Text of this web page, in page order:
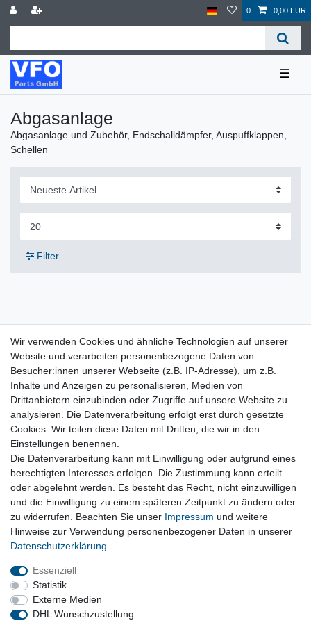
0 0,00 EUR
☰
Abgasanlage
Abgasanlage und Zubehör, Endschalldämpfer, Auspuffklappen,
Schellen
Filter
AGR Kühler AGR-Modul RDE original BMW 1er
99,00 € *
In den Warenkorb
inkl. ges. MwSt.
zzgl. Versandkosten
Abgasanlage und Zubehör, Endschalldämpfer,
Auspuffklappen, Schellen
Vertrag widerrufen
Impressum
Barrierefreiheitserklärung
Wir verwenden Cookies und ähnliche Technologien auf unserer
Website und verarbeiten personenbezogene Daten von
Besucher:innen unserer Webseite (z.B. IP-Adresse), um z.B.
Inhalte und Anzeigen zu personalisieren, Medien von
Drittanbietern einzubinden oder Zugriffe auf unsere Website zu
analysieren. Die Datenverarbeitung erfolgt erst durch gesetzte
Cookies. Wir teilen diese Daten mit Dritten, die wir in den
Einstellungen benennen.
Die Datenverarbeitung kann mit Einwilligung oder aufgrund eines
berechtigten Interesses erfolgen. Die Zustimmung kann erteilt
oder abgelehnt werden. Es besteht das Recht, nicht einzuwilligen
und die Einwilligung zu einem späteren Zeitpunkt zu ändern oder
zu widerrufen. Beachten Sie unser Impressum und weitere
Hinweise zur Verwendung personenbezogener Daten in unserer
Daten­schutz­erklärung
Essenziell
Statistik
Externe Medien
DHL Wunschzustellung